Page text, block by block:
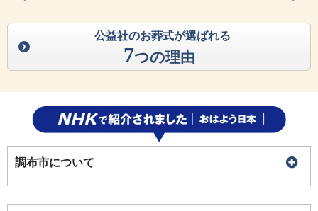
公益社のお葬式が選ばれる
7つの理由
調布市について